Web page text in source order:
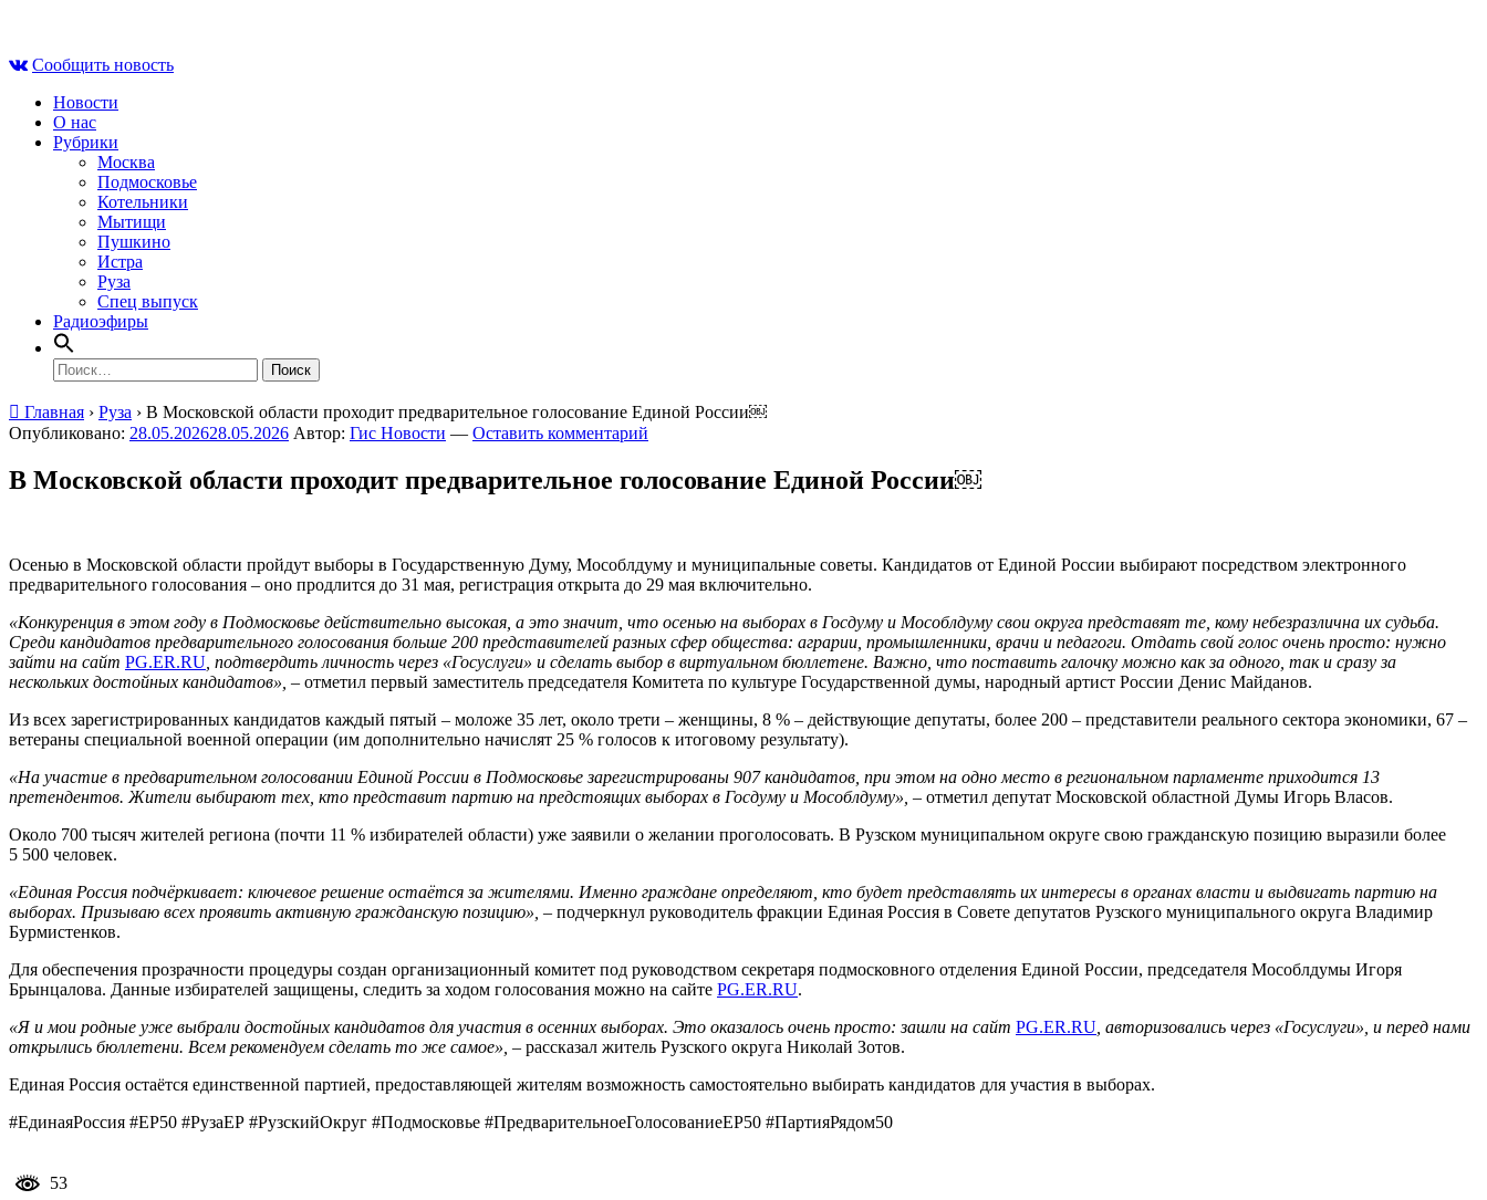
contentСообщить новость
Новости
О нас
Рубрики
Москва
Подмосковье
Котельники
Мытищи
Пушкино
Истра
Руза
Спец выпуск
Радиоэфиры
Найти:
Главная › Руза › В Московской области проходит предварительное голосование Единой России￼
Опубликовано: 28.05.202628.05.2026 Автор: Гис Новости — Оставить комментарий
В Московской области проходит предварительное голосование Единой России￼
Осенью в Московской области пройдут выборы в Государственную Думу, Мособлдуму и муниципальные советы. Кандидатов от Единой России выбирают посредством электронного
предварительного голосования – оно продлится до 31 мая, регистрация открыта до 29 мая включительно.
«Конкуренция в этом году в Подмосковье действительно высокая, а это значит, что осенью на выборах в Госдуму и Мособлдуму свои округа представят те, кому небезразлична их судьба.
Среди кандидатов предварительного голосования больше 200 представителей разных сфер общества: аграрии, промышленники, врачи и педагоги. Отдать свой голос очень просто: нужно
зайти на сайт PG.ER.RU , подтвердить личность через «Госуслуги» и сделать выбор в виртуальном бюллетене. Важно, что поставить галочку можно как за одного, так и сразу за
нескольких достойных кандидатов», – отметил первый заместитель председателя Комитета по культуре Государственной думы, народный артист России Денис Майданов.
Из всех зарегистрированных кандидатов каждый пятый – моложе 35 лет, около трети – женщины, 8 % – действующие депутаты, более 200 – представители реального сектора экономики, 67 –
ветераны специальной военной операции (им дополнительно начислят 25 % голосов к итоговому результату).
«На участие в предварительном голосовании Единой России в Подмосковье зарегистрированы 907 кандидатов, при этом на одно место в региональном парламенте приходится 13
претендентов. Жители выбирают тех, кто представит партию на предстоящих выборах в Госдуму и Мособлдуму», – отметил депутат Московской областной Думы Игорь Власов.
Около 700 тысяч жителей региона (почти 11 % избирателей области) уже заявили о желании проголосовать. В Рузском муниципальном округе свою гражданскую позицию выразили более
5 500 человек.
«Единая Россия подчёркивает: ключевое решение остаётся за жителями. Именно граждане определяют, кто будет представлять их интересы в органах власти и выдвигать партию на
выборах. Призываю всех проявить активную гражданскую позицию», – подчеркнул руководитель фракции Единая Россия в Совете депутатов Рузского муниципального округа Владимир
Бурмистенков.
Для обеспечения прозрачности процедуры создан организационный комитет под руководством секретаря подмосковного отделения Единой России, председателя Мособлдумы Игоря
Брынцалова. Данные избирателей защищены, следить за ходом голосования можно на сайте PG.ER.RU.
«Я и мои родные уже выбрали достойных кандидатов для участия в осенних выборах. Это оказалось очень просто: зашли на сайт PG.ER.RU , авторизовались через «Госуслуги», и перед нами
открылись бюллетени. Всем рекомендуем сделать то же самое», – рассказал житель Рузского округа Николай Зотов.
Единая Россия остаётся единственной партией, предоставляющей жителям возможность самостоятельно выбирать кандидатов для участия в выборах.
#ЕдинаяРоссия #ЕР50 #РузаЕР #РузскийОкруг #Подмосковье #ПредварительноеГолосованиеЕР50 #ПартияРядом50
53